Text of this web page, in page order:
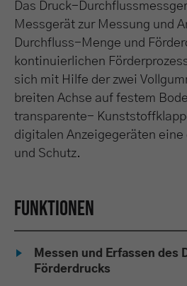
Das Druck-
Messgerät zur Messung und
Durchfluss-Menge und
kontinuierlichen
sich mit Hilfe der zwei
breiten Achse auf festem
transparente-
digitalen Anzeigegeräten
und Schutz.
Funktionen
Messen und Erfassen des
Förderdrucks